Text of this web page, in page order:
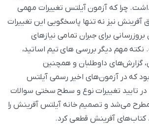
چرا که آزمون آیلتس تغییرات مهمی
آفرینش نیز نه تنها پاسخگویی این تغییرات
برای جبران تمامی نیازهای
نکته مهم دیگر بررسی های تیم اساتید،
گزارش‌های داوطلبان و همچنین
که در آزمون‌های اخیر رسمی آیلتس
در تایید تغییرات نوع و سطح سختی سوالات
می‌شد و تصمیم خانه آیلتس آفرینش را
کتا‌ب‌های آفرینش قطعی کرد.